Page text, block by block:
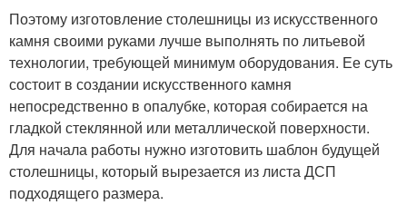
Поэтому изготовление столешницы из искусственного
камня своими руками лучше выполнять по литьевой
технологии, требующей минимум оборудования. Ее суть
состоит в создании искусственного камня
непосредственно в опалубке, которая собирается на
гладкой стеклянной или металлической поверхности.
Для начала работы нужно изготовить шаблон будущей
столешницы, который вырезается из листа ДСП
подходящего размера.